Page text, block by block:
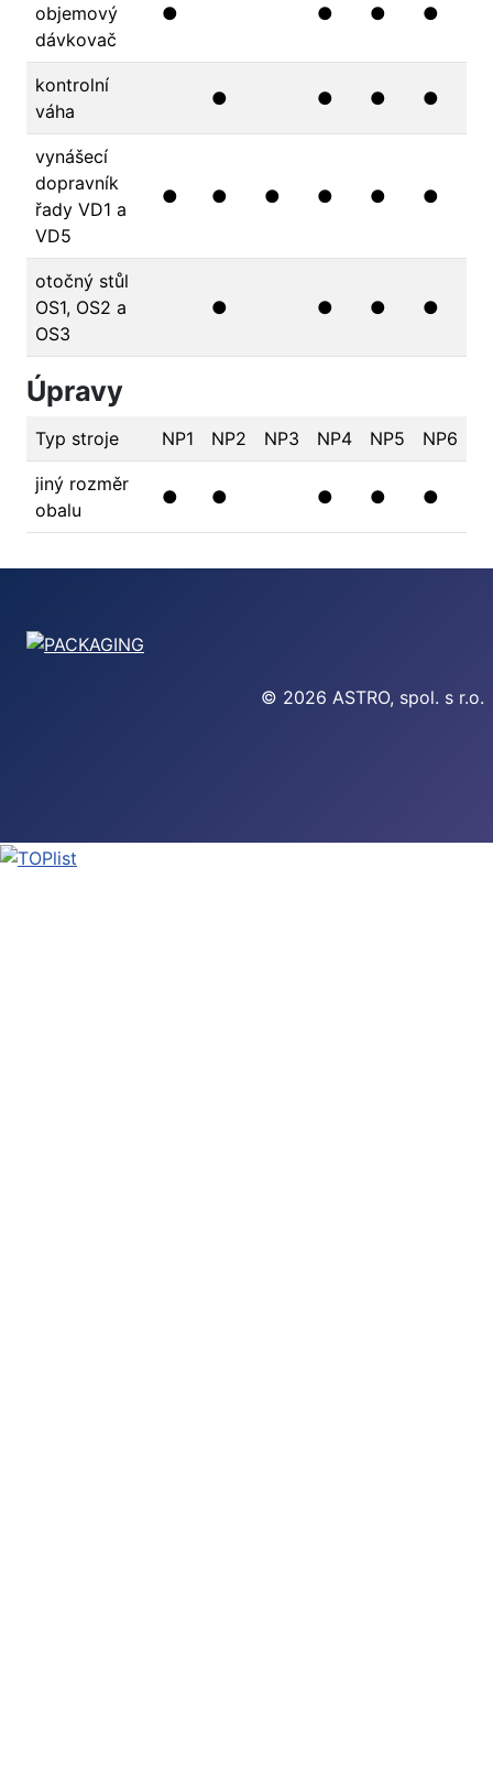
objemový
dávkovač
● ● ● ●
kontrolní
váha
● ● ● ●
vynášecí
dopravník
řady VD1 a
VD5
● ● ● ● ● ●
otočný stůl
OS1, OS2 a
OS3
● ● ● ●
Úpravy
Typ stroje NP1 NP2 NP3 NP4 NP5 NP6
jiný rozměr
obalu
● ● ● ● ●
© 2026 ASTRO, spol. s r.o.